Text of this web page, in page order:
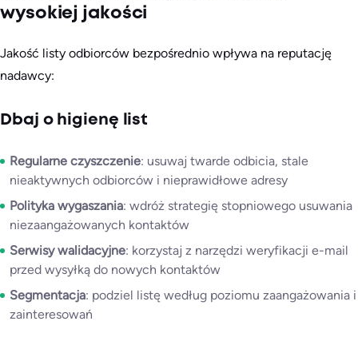
wysokiej jakości
Jakość listy odbiorców bezpośrednio wpływa na reputację
nadawcy:
Dbaj o higienę list
Regularne czyszczenie: usuwaj twarde odbicia, stale
nieaktywnych odbiorców i nieprawidłowe adresy
Polityka wygaszania: wdróż strategię stopniowego usuwania
niezaangażowanych kontaktów
Serwisy walidacyjne: korzystaj z narzędzi weryfikacji e-mail
przed wysyłką do nowych kontaktów
Segmentacja: podziel listę według poziomu zaangażowania i
zainteresowań